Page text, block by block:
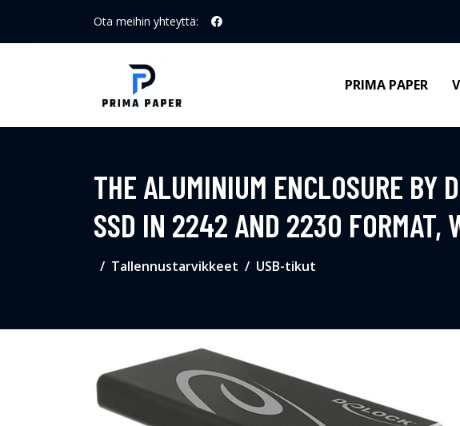
Ota meihin yhteyttä:
PRIMA PAPER
THE ALUMINIUM ENCLOSURE BY
SSD IN 2242 AND 2230 FORMAT,
Tallennustarvikkeet USB-tikut